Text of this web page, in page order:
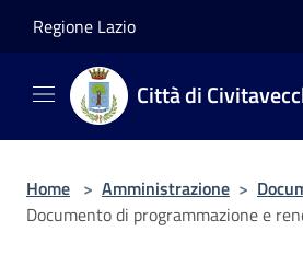
Regione Lazio
Città di
Home > Amministrazione >
Documento di programmazione e